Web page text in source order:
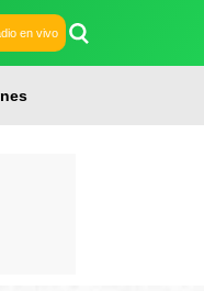
en vivo